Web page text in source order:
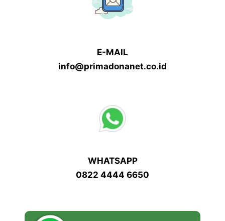
E-MAIL
info@primadonanet.co.id
WHATSAPP
0822 4444 6650